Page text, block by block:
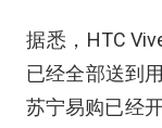
据悉，HTC
已经全部送到
苏宁易购已经